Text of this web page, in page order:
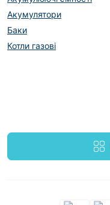
Акумулятори
Баки
Котли газові